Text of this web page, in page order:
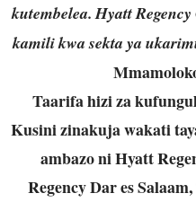
kutembelea. Hyatt
kamili kwa sekta ya
Taarifa hizi za
Kusini zinakuja wakati
ambazo ni Hyatt
Regency Dar es